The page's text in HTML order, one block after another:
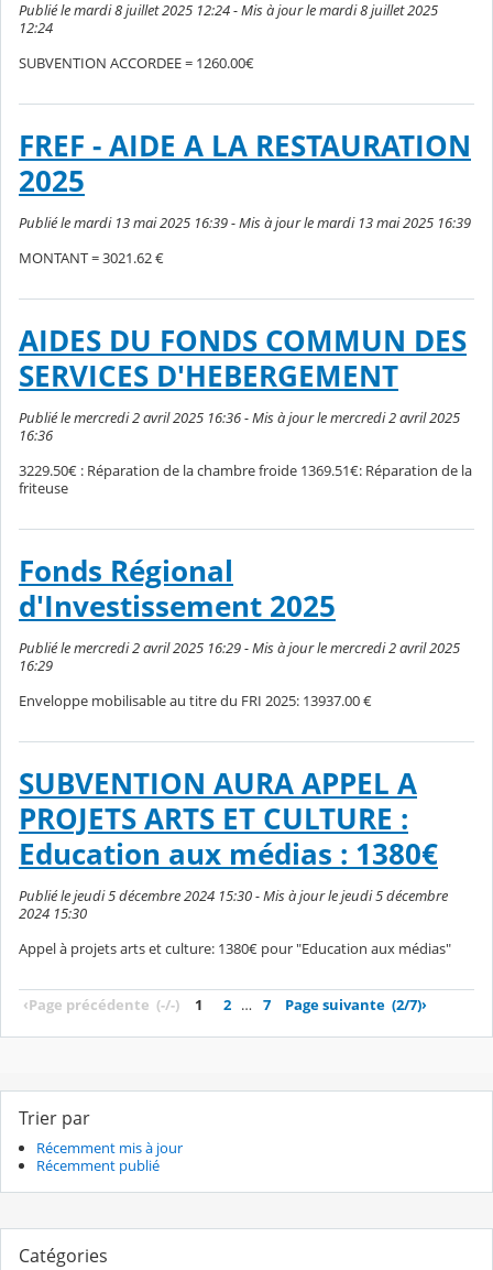
Publié le mardi 8 juillet 2025 12:24 - Mis à jour le mardi 8 juillet 2025
12:24
SUBVENTION ACCORDEE = 1260.00€
FREF - AIDE A LA RESTAURATION
2025
Publié le mardi 13 mai 2025 16:39 - Mis à jour le mardi 13 mai 2025 16:39
MONTANT = 3021.62 €
AIDES DU FONDS COMMUN DES
SERVICES D'HEBERGEMENT
Publié le mercredi 2 avril 2025 16:36 - Mis à jour le mercredi 2 avril 2025
16:36
3229.50€ : Réparation de la chambre froide 1369.51€: Réparation de la
friteuse
Fonds Régional
d'Investissement 2025
Publié le mercredi 2 avril 2025 16:29 - Mis à jour le mercredi 2 avril 2025
16:29
Enveloppe mobilisable au titre du FRI 2025: 13937.00 €
SUBVENTION AURA APPEL A
PROJETS ARTS ET CULTURE :
Education aux médias : 1380€
Publié le jeudi 5 décembre 2024 15:30 - Mis à jour le jeudi 5 décembre
2024 15:30
Appel à projets arts et culture: 1380€ pour "Education aux médias"
‹Page précédente (-/-) 1 2 … 7 Page suivante (2/7)›
Trier par
Récemment mis à jour
Récemment publié
Catégories